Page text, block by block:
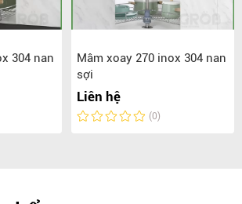
304 nan
Mâm xoay 270 inox 304 nan
sợi
Liên hệ
(0)